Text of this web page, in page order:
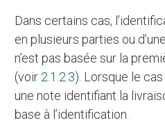
Dans certains cas, l’identification d’une monographie
en plusieurs parties ou
n’est pas basée sur la
(voir 2.1.2.3). Lorsque le
une note identifiant la
base à l’identification.